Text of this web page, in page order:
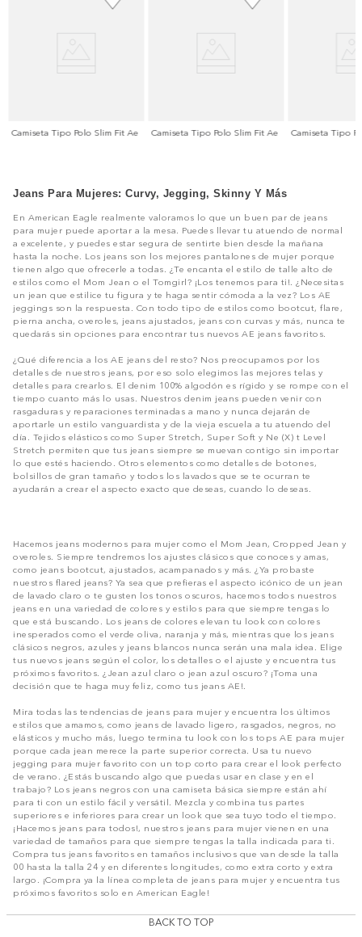
Camiseta Tipo Polo Slim Fit Ae Camiseta Tipo Polo Slim Fit Ae Camiseta Tipo
Jeans Para Mujeres: Curvy, Jegging, Skinny Y Más
En American Eagle realmente valoramos lo que un buen par de jeans
para mujer puede aportar a la mesa. Puedes llevar tu atuendo de normal
a excelente, y puedes estar segura de sentirte bien desde la mañana
hasta la noche. Los jeans son los mejores pantalones de mujer porque
tienen algo que ofrecerle a todas. ¿Te encanta el estilo de talle alto de
estilos como el Mom Jean o el Tomgirl? ¡Los tenemos para ti!. ¿Necesitas
un jean que estilice tu figura y te haga sentir cómoda a la vez? Los AE
jeggings son la respuesta. Con todo tipo de estilos como bootcut, flare,
pierna ancha, overoles, jeans ajustados, jeans con curvas y más, nunca te
quedarás sin opciones para encontrar tus nuevos AE jeans favoritos.
¿Qué diferencia a los AE jeans del resto? Nos preocupamos por los
detalles de nuestros jeans, por eso solo elegimos las mejores telas y
detalles para crearlos. El denim 100% algodón es rígido y se rompe con el
tiempo cuanto más lo usas. Nuestros denim jeans pueden venir con
rasgaduras y reparaciones terminadas a mano y nunca dejarán de
aportarle un estilo vanguardista y de la vieja escuela a tu atuendo del
día. Tejidos elásticos como Super Stretch, Super Soft y Ne (X) t Level
Stretch permiten que tus jeans siempre se muevan contigo sin importar
lo que estés haciendo. Otros elementos como detalles de botones,
bolsillos de gran tamaño y todos los lavados que se te ocurran te
ayudarán a crear el aspecto exacto que deseas, cuando lo deseas.
Hacemos jeans modernos para mujer como el Mom Jean, Cropped Jean y
overoles. Siempre tendremos los ajustes clásicos que conoces y amas,
como jeans bootcut, ajustados, acampanados y más. ¿Ya probaste
nuestros flared jeans? Ya sea que prefieras el aspecto icónico de un jean
de lavado claro o te gusten los tonos oscuros, hacemos todos nuestros
jeans en una variedad de colores y estilos para que siempre tengas lo
que está buscando. Los jeans de colores elevan tu look con colores
inesperados como el verde oliva, naranja y más, mientras que los jeans
clásicos negros, azules y jeans blancos nunca serán una mala idea. Elige
tus nuevos jeans según el color, los detalles o el ajuste y encuentra tus
próximos favoritos. ¿Jean azul claro o jean azul oscuro? ¡Toma una
decisión que te haga muy feliz, como tus jeans AE!.
Mira todas las tendencias de jeans para mujer y encuentra los últimos
estilos que amamos, como jeans de lavado ligero, rasgados, negros, no
elásticos y mucho más, luego termina tu look con los tops AE para mujer
porque cada jean merece la parte superior correcta. Usa tu nuevo
jegging para mujer favorito con un top corto para crear el look perfecto
de verano. ¿Estás buscando algo que puedas usar en clase y en el
trabajo? Los jeans negros con una camiseta básica siempre están ahí
para ti con un estilo fácil y versátil. Mezcla y combina tus partes
superiores e inferiores para crear un look que sea tuyo todo el tiempo.
¡Hacemos jeans para todos!, nuestros jeans para mujer vienen en una
variedad de tamaños para que siempre tengas la talla indicada para ti.
Compra tus jeans favoritos en tamaños inclusivos que van desde la talla
00 hasta la talla 24 y en diferentes longitudes, como extra corto y extra
largo. ¡Compra ya la línea completa de jeans para mujer y encuentra tus
próximos favoritos solo en American Eagle!
BACK TO TOP